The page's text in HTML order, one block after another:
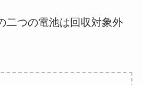
二つの電池は回収対象外